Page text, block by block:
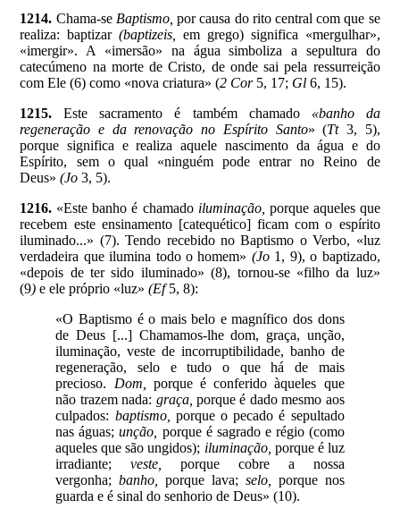
1214. Chama-se Baptismo, por causa do rito central com que se
realiza: baptizar (baptizeis,
em grego) significa «mergulhar»,
«imergir». A «imersão» na água simboliza a sepultura do
catecúmeno na morte de Cristo, de onde sai pela ressurreição
com Ele (6) como «nova criatura» (2 Cor 5, 17; Gl 6, 15).
1215.
Este sacramento é também chamado
«banho da
regeneração e da renovação no Espírito Santo» (Tt 3, 5),
porque significa e realiza aquele nascimento da água e do
Espírito, sem o qual «ninguém pode entrar no Reino de
Deus» (Jo 3, 5).
1216. «Este banho é chamado iluminação, porque aqueles que
recebem este ensinamento [catequético] ficam com o espírito
iluminado...» (7). Tendo recebido no Baptismo o Verbo, «luz
verdadeira que ilumina todo o homem» (Jo 1, 9), o baptizado,
«depois de ter sido iluminado» (8), tornou-se «filho da luz»
(9) e ele próprio «luz» (Ef 5, 8):
«O Baptismo é o mais belo e magnífico dos dons
de Deus [...] Chamamos-lhe dom, graça, unção,
iluminação, veste de incorruptibilidade, banho de
regeneração, selo e tudo o que há de mais
precioso.
Dom,
porque é conferido àqueles que
não trazem nada: graça, porque é dado mesmo aos
culpados: baptismo, porque o pecado é sepultado
nas águas; unção, porque é sagrado e régio (como
aqueles que são ungidos); iluminação, porque é luz
irradiante;
veste,
porque cobre a nossa
vergonha; banho, porque lava; selo,
porque nos
guarda e é sinal do senhorio de Deus» (10).